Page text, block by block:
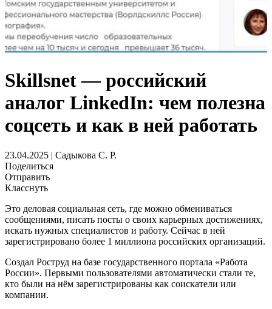
Skillsnet — российский
аналог LinkedIn: чем полезна
соцсеть и как в ней работать
23.04.2025 | Садыкова С. Р.
Поделиться
Отправить
Класснуть
Это деловая социальная сеть, где можно обмениваться
сообщениями, писать посты о своих карьерных достижениях,
искать нужных специалистов и работу. Сейчас в ней
зарегистрировано более 1 миллиона российских организаций.
Создал Роструд на базе государственного портала «Работа
России». Первыми пользователями автоматически стали те,
кто были на нём зарегистрированы как соискатели или
компании.